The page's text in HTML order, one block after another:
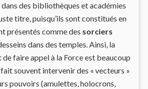
des bibliothèques et académies
titre, puisqu’ils sont constitués en
présentés comme des sorciers
dans des temples. Ainsi, la
de faire appel à la Force est beaucoup
souvent intervenir des « vecteurs »
pouvoirs (amulettes, holocrons,